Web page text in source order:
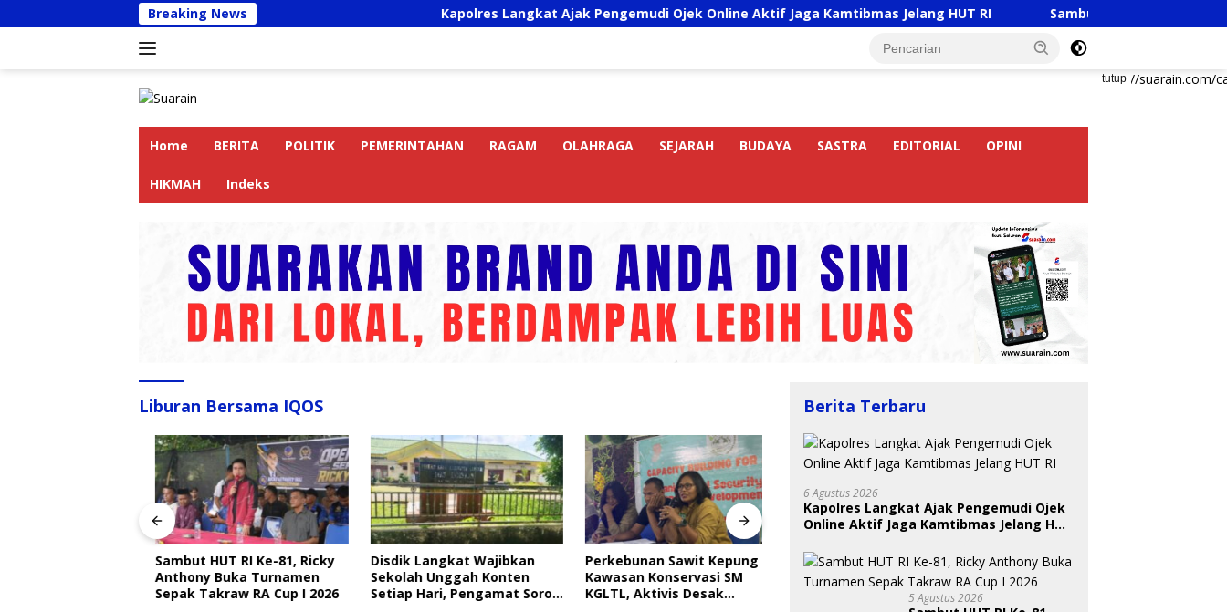
ke
Breaking News Kapolres Langkat Ajak Pengemudi Ojek Online Aktif Jaga Kamtibmas Jelang HUT RI Sambut HUT RI Ke-81, Ricky Anthony
tutup
https://suarain.com/
Home BERITA POLITIK PEMERINTAHAN RAGAM OLAHRAGA SEJARAH BUDAYA SASTRA EDITORIAL OPINI
HIKMAH Indeks
Liburan Bersama IQOS
Sambut HUT RI Ke-81, Ricky
Anthony Buka Turnamen
Sepak Takraw RA Cup I 2026
Disdik Langkat Wajibkan
Sekolah Unggah Konten
Setiap Hari, Pengamat Soroti
Perkebunan Sawit Kepung
Kawasan Konservasi SM
KGLTL, Aktivis Desak
Indri Nugraheni: Festival
Sayang Anak Harus Jadi
Gerakan Berkelanjutan
BKSDA Segera Evaluasi
Perkebunan Sawit di
Berita Terbaru
6 Agustus 2026
Kapolres Langkat Ajak Pengemudi Ojek
Online Aktif Jaga Kamtibmas Jelang HUT
5 Agustus 2026